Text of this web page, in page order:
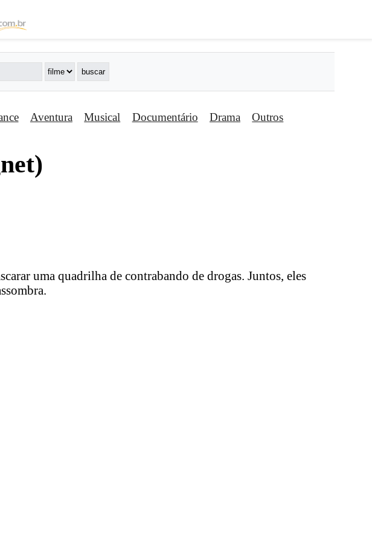
Aventura Musical Documentário Drama Outros
uma quadrilha de contrabando de drogas. Juntos, eles